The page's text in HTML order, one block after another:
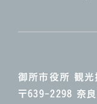
御所市役所 観光
〒639-2298 奈